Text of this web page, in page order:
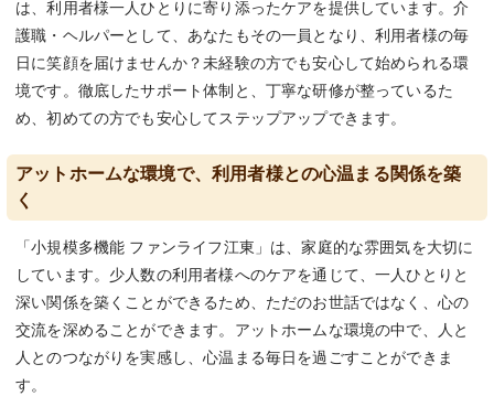
は、利用者様一人ひとりに寄り添ったケアを提供しています。介
護職・ヘルパーとして、あなたもその一員となり、利用者様の毎
日に笑顔を届けませんか？未経験の方でも安心して始められる環
境です。徹底したサポート体制と、丁寧な研修が整っているた
め、初めての方でも安心してステップアップできます。
アットホームな環境で、利用者様との心温まる関係を築
く
「小規模多機能 ファンライフ江東」は、家庭的な雰囲気を大切に
しています。少人数の利用者様へのケアを通じて、一人ひとりと
深い関係を築くことができるため、ただのお世話ではなく、心の
交流を深めることができます。アットホームな環境の中で、人と
人とのつながりを実感し、心温まる毎日を過ごすことができま
す。